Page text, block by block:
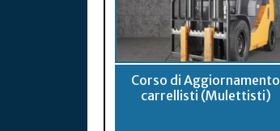
Corso di Aggiornamento
carrellisti (Mulettisti)